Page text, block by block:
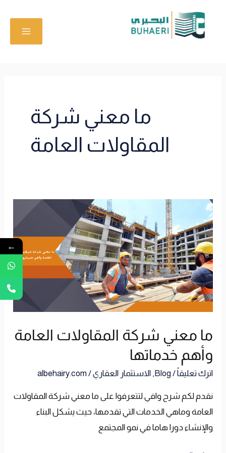
المحتوى
ما معني شركة
المقاولات العامة
ما معني شركة المقاولات العامة
وأهم خدماتها
اترك تعليقاً/
Blog
,الاستثمار العقاري/
albehairy.com
نقدم لكم شرح وافي لتتعرفوا على ما معني شركة المقاولات
العامة وماهي الخدمات التي تقدمها، حيث يشكل البناء
والإنشاء دورا هاما في نمو المجتمع
ما
معني
شركة
المقاولات
العامة
وأهم
خدماتها
←